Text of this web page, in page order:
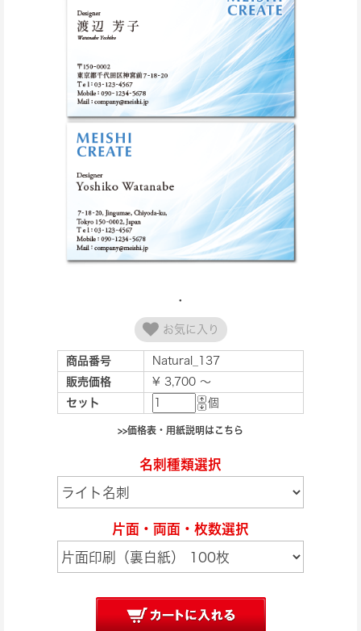
お気に入り
商品番号
Natural_137
販売価格
¥ 3,700 ～
セット
個
>>価格表・用紙説明はこちら
名刺種類選択
片面・両面・枚数選択